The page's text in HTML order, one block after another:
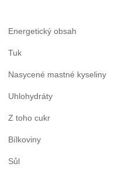
Energetický obsah
Tuk
Nasycené mastné kyseliny
Uhlohydráty
Z toho cukr
Bílkoviny
Sůl